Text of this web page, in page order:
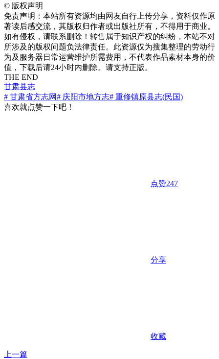
© 版权声明
免责声明：本站所有资源均由网友自行上传分享，资料仅作原
著读后感交流，其版权归作者或出版社所有，不得用于商业。
如有侵权，请联系删除！转售属于知识产权的纠纷，本站不对
所涉及的版权问题负法律责任。此资源仅为搜集整理的劳动行
为及服务器日常运营维护所需费用，不代表作品素材本身的价
值，下载后请24小时内删除。请支持正版。
THE END
甘肃县志
# 甘肃省方志网# 庆阳市地方志# 重修镇原县志(民国)
喜欢就点赞一下吧！
点赞247
分享
收藏
上一篇